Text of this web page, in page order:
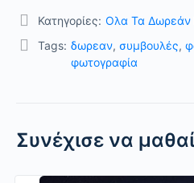
Κατηγορίες: Ολα Τα Δωρεάν
Tags: δωρεαν, συμβουλές,
φωτογραφία
Συνέχισε να